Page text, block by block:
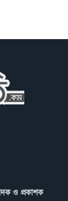
ও প্রকাশক